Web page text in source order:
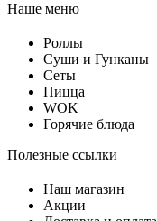
Наше меню
Роллы
Суши и Гунканы
Сеты
Пицца
WOK
Горячие блюда
Полезные ссылки
Наш магазин
Акции